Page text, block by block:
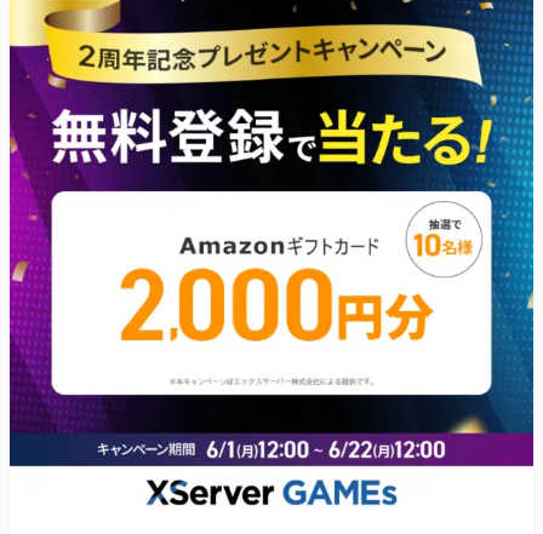
日本モバイルゲーム産業史
日本のモバイルゲーム史における主要なトピック・タイト
ルを網羅するほか、開発者へのインタビューや識者による
解説を掲載。約20年の歴史が一望できる決定版！
若ゲのいたり〜ゲームクリエイターの青春〜
『うつヌケ』『ペンと箸』等で知られるマンガ家・田中圭
一先生によるゲーム業界レポートマンガです。
ゲーム開発者・hamatsu氏がゲームの魅力を画面や操作の
具体的な形から解き明かしていく、硬派で骨太な評論連載
です。
ゲームが変えた日本語
「経験値」「裏技」「ラスボス」… ゲームにまつわる言葉
の起源や用法の変遷を、コンピューター文化史研究家・タ
カテゴリ
特集記事